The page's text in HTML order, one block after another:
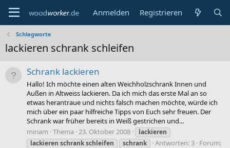
Anmelden Registrieren
Schlagworte
lackieren schrank schleifen
Schrank lackieren
Hallo! Ich möchte einen alten Weichholzschrank Innen und
Außen in Altweiss lackieren. Da ich mich das erste Mal an so
etwas herantraue und nichts falsch machen möchte, würde ich
mich über ein paar hilfreiche Tipps von Euch sehr freuen. Der
Schrank war früher bereits in Weiß gestrichen und...
miriam Thema 23. Oktober 2008
lackieren
lackieren schrankschleifen schrank Antworten: 3 Forum: